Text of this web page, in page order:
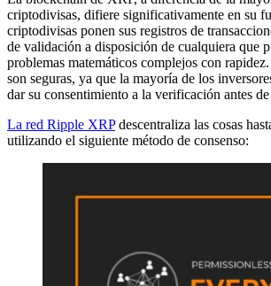
criptodivisas, difiere significativamente en su
criptodivisas ponen sus registros de
de validación a disposición de cualquiera que
problemas matemáticos complejos con
son seguras, ya que la mayoría de los
dar su consentimiento a la verificación antes
La red Ripple XRPdescentraliza las cosas
utilizando el siguiente método de consenso: